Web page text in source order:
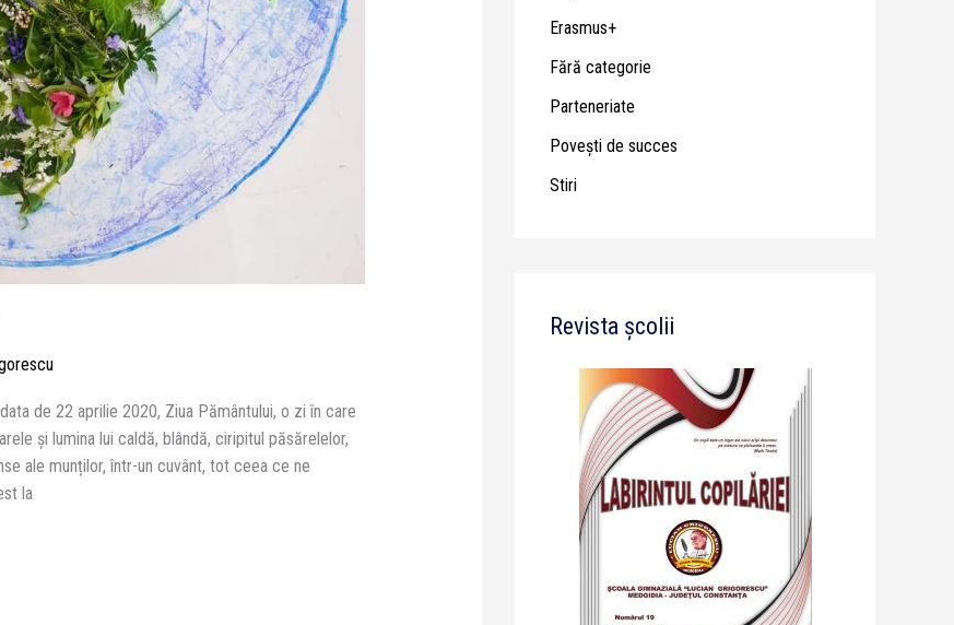
de 22 aprilie 2020, Ziua Pământului, o zi în care
și lumina lui caldă, blândă, ciripitul păsărelelor,
ale munților, într-un cuvânt, tot ceea ce ne
la
Erasmus+
Fără categorie
Parteneriate
Poveşti de succes
Stiri
Revista școlii